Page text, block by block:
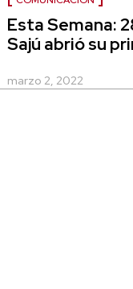
Esta Semana:
Sajú abrió su
marzo 2, 2022